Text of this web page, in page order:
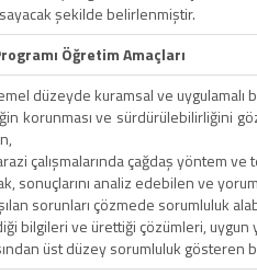
şekilde belirlenmiştir.
Öğretim Amaçları
düzeyde kuramsal ve uygulamalı
korunması ve sürdürülebilirliğini
çalışmalarında çağdaş yöntem
sonuçlarını analiz edebilen ve
sorunları çözmede sorumluluk
bilgileri ve ürettiği çözümleri,
üst düzey sorumluluk gösteren